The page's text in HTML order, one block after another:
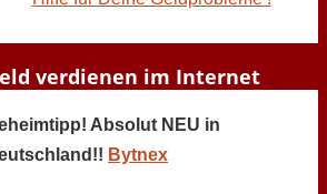
verdienen im Internet
Absolut NEU in
Bytnex